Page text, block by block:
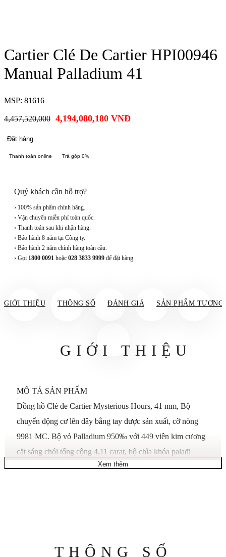
Cartier Clé De Cartier HPI00946
Manual Palladium 41
MSP: 81616
4,457,520,000 4,194,080,180 VNĐ
Đặt hàng
Thanh toán online Trả góp 0%
Quý khách cần hỗ trợ?
› 100% sản phẩm chính hãng.
› Vận chuyển miễn phí toàn quốc.
› Thanh toán sau khi nhận hàng.
› Bảo hành 8 năm tại Công ty.
› Bảo hành 2 năm chính hãng toàn cầu.
› Gọi 1800 0091 hoặc 028 3833 9999 để đặt hàng.
GIỚI THIỆU THÔNG SỐ ĐÁNH GIÁ SẢN PHẨM TƯƠNG
GIỚI THIỆU
MÔ TẢ SẢN PHẨM
Đồng hồ Clé de Cartier Mysterious Hours, 41 mm, Bộ
chuyển động cơ lên dây bằng tay được sản xuất, cỡ nòng
9981 MC. Bộ vỏ Palladium 950‰ với 449 viên kim cương
cắt sáng chói tổng cộng 4,11 carat, bộ chìa khóa palađi
950‰ với một viên sapphire và 28 viên kim cương cắt sáng
vàng trắng 18K có thể gập lại được đính 43 viên kim cương
Xem thêm
THÔNG SỐ